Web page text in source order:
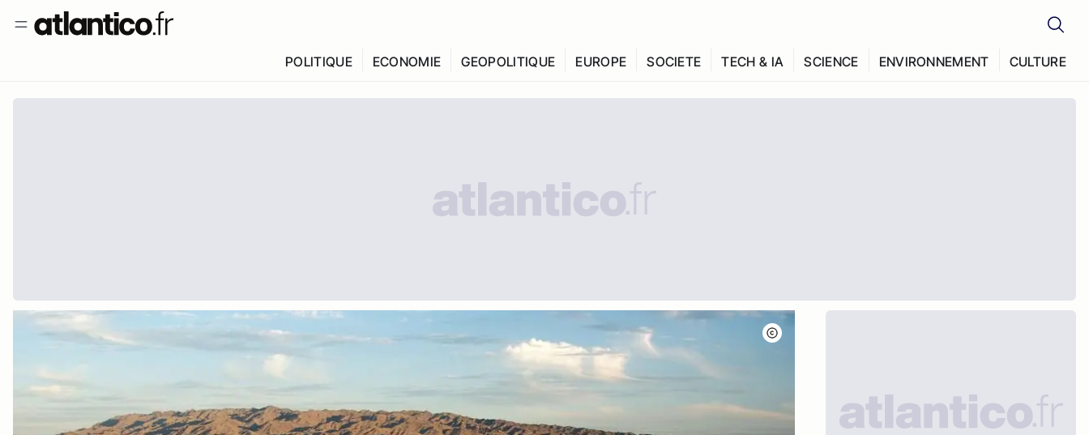
POLITIQUE ECONOMIE GEOPOLITIQUE EUROPE SOCIETE TECH & IA SCIENCE ENVIRONNEMENT CULTURE